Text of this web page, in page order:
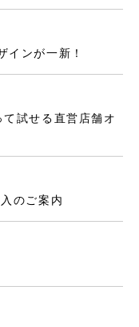
インが一新！
試せる直営店舗オ
のご案内